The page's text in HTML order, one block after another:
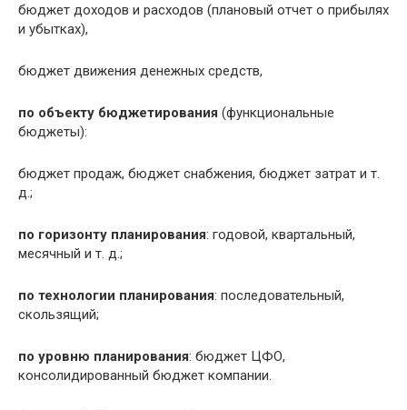
бюджет доходов и расходов (плановый отчет о прибылях
и убытках),
бюджет движения денежных средств,
по объекту бюджетирования (функциональные
бюджеты):
бюджет продаж, бюджет снабжения, бюджет затрат и т.
д.;
по горизонту планирования: годовой, квартальный,
месячный и т. д.;
по технологии планирования: последовательный,
скользящий;
по уровню планирования: бюджет ЦФО,
консолидированный бюджет компании.